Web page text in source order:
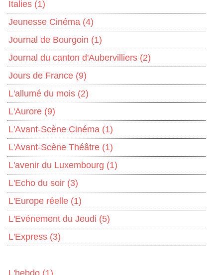
Italies (1)
Jeunesse Cinéma (4)
Journal de Bourgoin (1)
Journal du canton d'Aubervilliers (2)
Jours de France (9)
L'allumé du mois (2)
L'Aurore (9)
L'Avant-Scène Cinéma (1)
L'Avant-Scène Théâtre (1)
L'avenir du Luxembourg (1)
L'Echo du soir (3)
L'Europe réelle (1)
L'Evénement du Jeudi (5)
L'Express (3)
L'hebdo (1)